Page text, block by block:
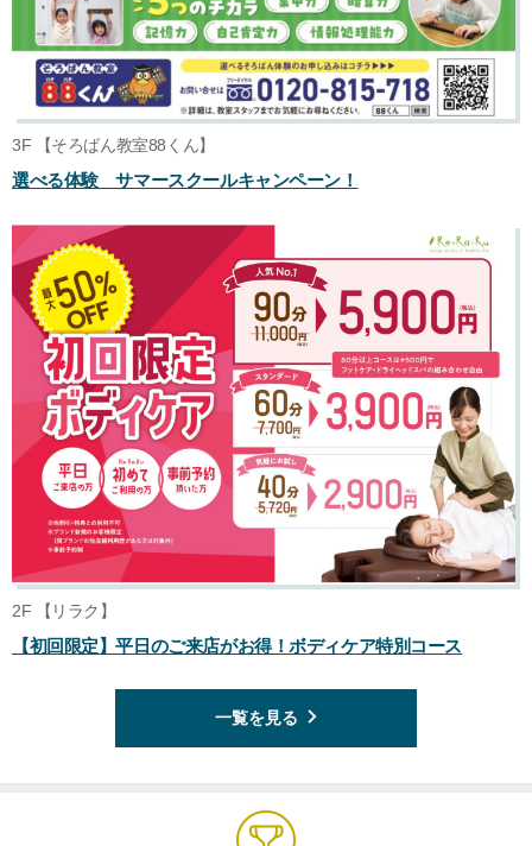
3F 【そろばん教室88くん】
選べる体験 サマースクールキャンペーン！
2F 【リラク】
【初回限定】平日のご来店がお得！ボディケア特別コース
一覧を見る